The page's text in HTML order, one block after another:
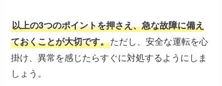
以上の3つのポイントを押さえ、急な故障に備え
ておくことが大切です。ただし、安全な運転を心
掛け、異常を感じたらすぐに対処するようにしま
しょう。